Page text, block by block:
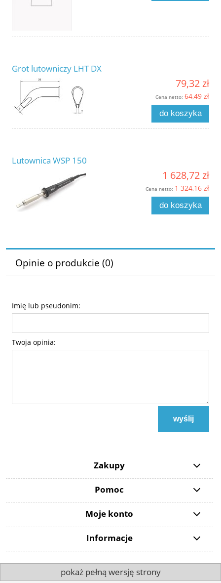
Grot lutowniczy LHT DX
79,32 zł
Cena netto: 64,49 zł
do koszyka
Lutownica WSP 150
1 628,72 zł
Cena netto: 1 324,16 zł
do koszyka
Opinie o produkcie (0)
Imię lub pseudonim:
Twoja opinia:
wyślij
Zakupy
Pomoc
Moje konto
Informacje
pokaż pełną wersję strony